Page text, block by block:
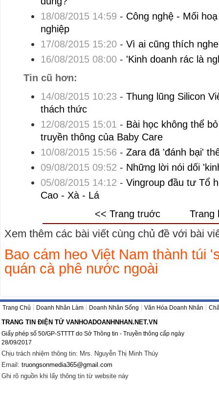
18/08/2015 14:59 - Công nghệ - Mối
nghiệp
17/08/2015 15:20- Vì ai cũng thích
16/08/2015 08:00- 'Kinh doanh rác là
Tin cũ hơn:
14/08/2015 10:23 - Thung lũng Silicon
thách thức
12/08/2015 15:01 - Bài học không thể
truyền thông của Baby Care
10/08/2015 15:56 - Zara đã 'đánh bại'
09/08/2015 09:52 - Những lời nói dối
05/08/2015 14:12 - Vingroup đầu tư Tổ
Cao - Xà - Lá
<< Trang truớc
Trang
Xem thêm các bài viết cùng chủ đề với bài
Bao cám heo Việt Nam thành túi
quán cà phê nước ngoài
Trang Chủ Doanh Nhân Làm Doanh Nhân Sống Văn Hóa Doanh Nhân
TRANG TIN ĐIỆN TỬ VANHOADOANHNHAN.NET.VN
Giấy phép số 50/GP-STTTT do Sở Thông tin - Truyền thông cấp ngày
28/09/2017
Chịu trách nhiệm thông tin: Mrs. Nguyễn Thị Minh Thúy
Email: truongsonmedia365@gmail.com
Ghi rõ nguồn khi lấy thông tin từ website này